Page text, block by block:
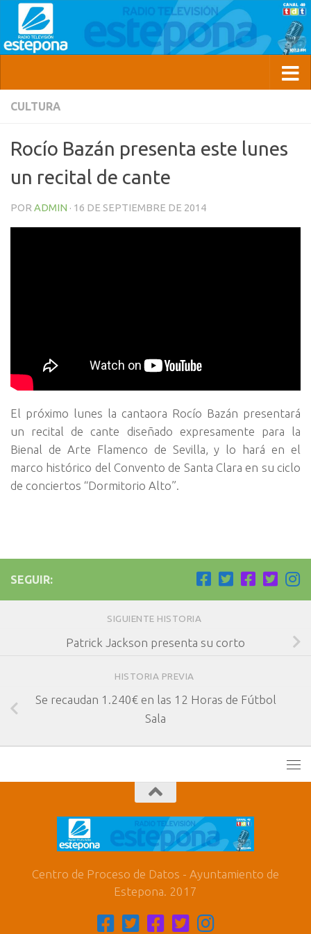
CULTURA
Rocío Bazán presenta este lunes
un recital de cante
POR ADMIN · 16 DE SEPTIEMBRE DE 2014
El próximo lunes la cantaora Rocío Bazán presentará
un recital de cante diseñado expresamente para la
Bienal de Arte Flamenco de Sevilla, y lo hará en el
marco histórico del Convento de Santa Clara en su ciclo
de conciertos “Dormitorio Alto”.
SEGUIR:
SIGUIENTE HISTORIA
Patrick Jackson presenta su corto
HISTORIA PREVIA
Se recaudan 1.240€ en las 12 Horas de Fútbol
Sala
Centro de Proceso de Datos - Ayuntamiento de
Estepona. 2017